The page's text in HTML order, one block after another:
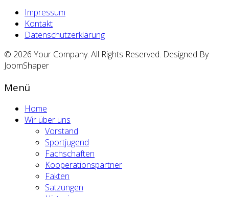
Impressum
Kontakt
Datenschutzerklärung
© 2026 Your Company. All Rights Reserved. Designed By
JoomShaper
Menü
Home
Wir über uns
Vorstand
Sportjugend
Fachschaften
Kooperationspartner
Fakten
Satzungen